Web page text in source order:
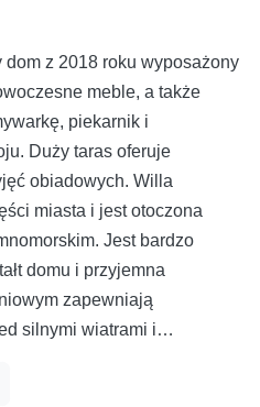
dom z 2018 roku wyposażony
meble, a także
piekarnik i
Duży taras oferuje
obiadowych. Willa
miasta i jest otoczona
Jest bardzo
domu i przyjemna
zapewniają
silnymi wiatrami i
cały rok. Goście będą mogli